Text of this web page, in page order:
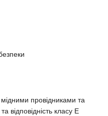
провідниками та
класу E